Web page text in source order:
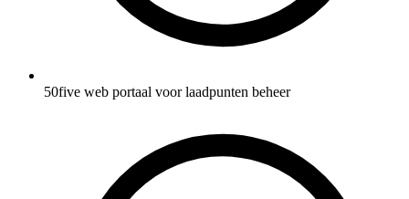
50five web portaal voor laadpunten beheer​